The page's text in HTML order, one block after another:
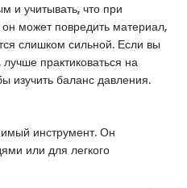
и учитывать, что при
может повредить материал,
слишком сильной. Если вы
практиковаться на
изучить баланс давления.
инструмент. Он
или для легкого